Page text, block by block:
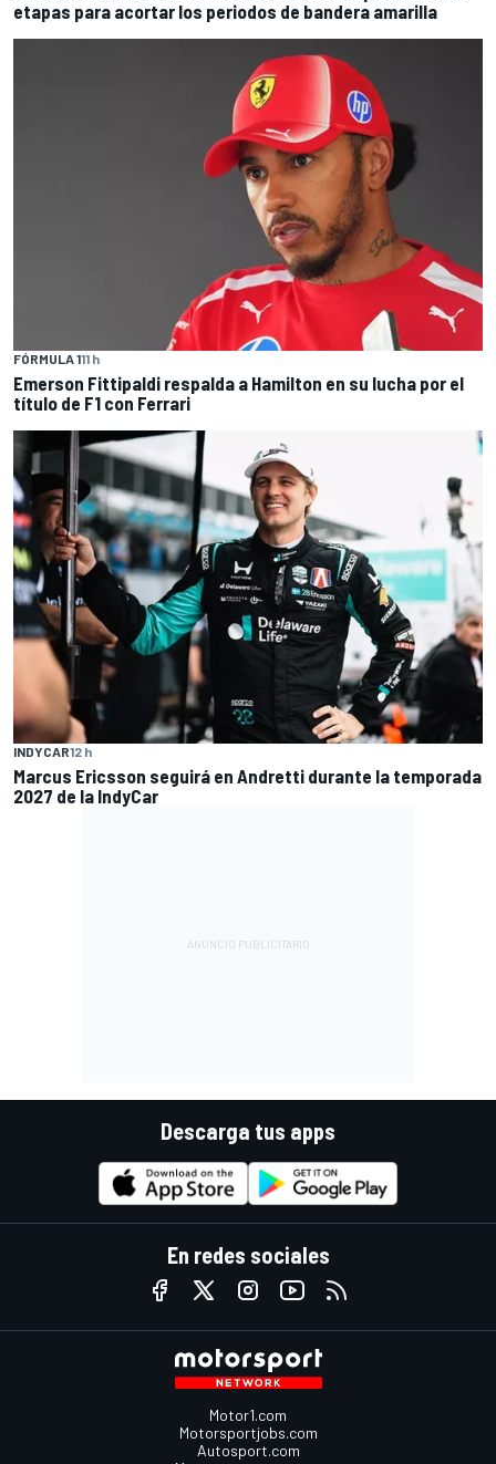
etapas para acortar los periodos de bandera amarilla
FÓRMULA 111 h
Emerson Fittipaldi respalda a Hamilton en su lucha por el
título de F1 con Ferrari
INDYCAR12 h
Marcus Ericsson seguirá en Andretti durante la temporada
2027 de la IndyCar
Descarga tus apps
En redes sociales
Motor1.com
Motorsportjobs.com
Autosport.com